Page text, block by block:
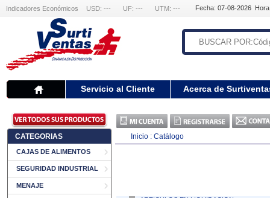
Indicadores Económicos USD: --- UF: --- UTM: --- Fecha: 07-08-2026
Servicio al Cliente Acerca de
CATEGORIAS
CAJAS DE ALIMENTOS
SEGURIDAD INDUSTRIAL
MENAJE
Inicio : Catálogo